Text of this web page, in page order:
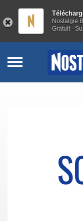
Nostalgie
Gratuit -